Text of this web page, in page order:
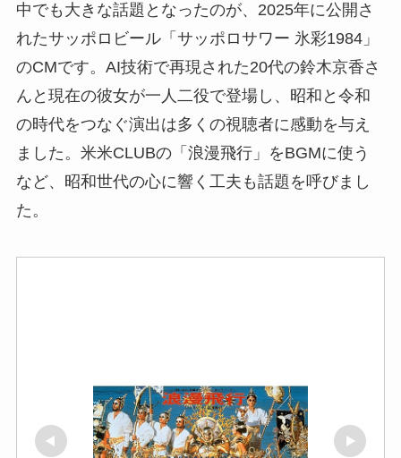
中でも大きな話題となったのが、2025年に公開さ
れたサッポロビール「サッポロサワー 氷彩1984」
のCMです。AI技術で再現された20代の鈴木京香さ
んと現在の彼女が一人二役で登場し、昭和と令和
の時代をつなぐ演出は多くの視聴者に感動を与え
ました。米米CLUBの「浪漫飛行」をBGMに使う
など、昭和世代の心に響く工夫も話題を呼びまし
た。